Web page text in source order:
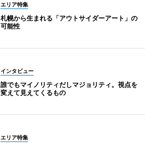
エリア特集
札幌から生まれる「アウトサイダーアート」の
可能性
インタビュー
誰でもマイノリティだしマジョリティ。視点を
変えて見えてくるもの
エリア特集